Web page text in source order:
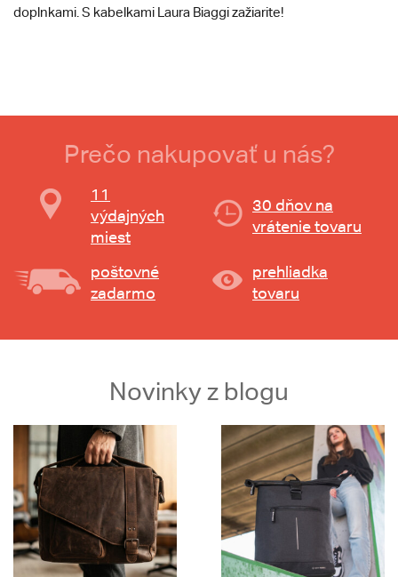
doplnkami. S kabelkami Laura Biaggi zažiarite!
Prečo nakupovať u nás?
11
výdajných
miest
30 dňov na
vrátenie tovaru
poštovné
zadarmo
prehliadka
tovaru
Novinky z blogu